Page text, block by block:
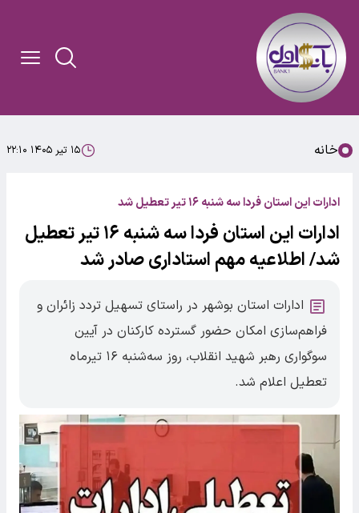
خانه ۱۵ تیر ۱۴۰۵ ۲۲:۱۰
ادارات این استان فردا سه شنبه ۱۶ تیر تعطیل شد
ادارات این استان فردا سه شنبه ۱۶ تیر تعطیل
شد/ اطلاعیه مهم استاداری صادر شد
ادارات استان بوشهر در راستای تسهیل تردد زائران و
فراهم‌سازی امکان حضور گسترده کارکنان در آیین
سوگواری رهبر شهید انقلاب، روز سه‌شنبه ۱۶ تیرماه
تعطیل اعلام شد.